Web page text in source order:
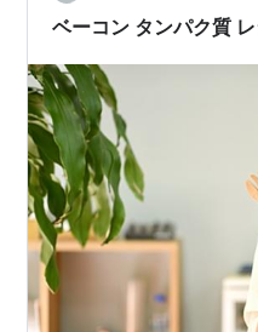
レシピ7＞カロリー控えめ
ベーコン タンパク質